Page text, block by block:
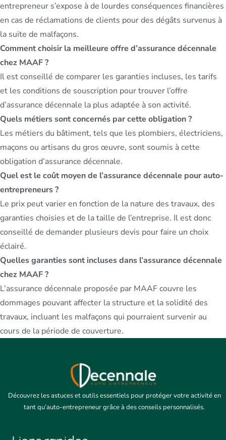
entrepreneur s’expose à de lourdes conséquences financières
en cas de réclamations de clients pour des dégâts survenus à
la suite de malfaçons.
Comment choisir la meilleure offre d’assurance décennale
chez MAAF ?
Il est conseillé de comparer les garanties incluses, les tarifs
et les conditions de souscription pour trouver l’offre
d’assurance décennale la plus adaptée à son activité.
Quels métiers sont concernés par cette obligation ?
Les métiers du bâtiment, tels que les plombiers, électriciens,
maçons ou artisans du gros œuvre, sont soumis à cette
obligation d’assurance décennale.
Quel est le coût moyen de l’assurance décennale pour auto-
entrepreneurs ?
Le prix peut varier en fonction de la nature des travaux, des
garanties choisies et de la taille de l’entreprise. Il est donc
conseillé de demander plusieurs devis pour faire un choix
éclairé.
Quelles garanties sont incluses dans l’assurance décennale
chez MAAF ?
L’assurance décennale proposée par MAAF couvre les
dommages pouvant affecter la structure et la solidité des
travaux, incluant les malfaçons qui pourraient survenir au
cours de la période de couverture.
Découvrez les astuces et outils essentiels pour protéger votre activité en
tant qu’auto-entrepreneur grâce à des conseils personnalisés.